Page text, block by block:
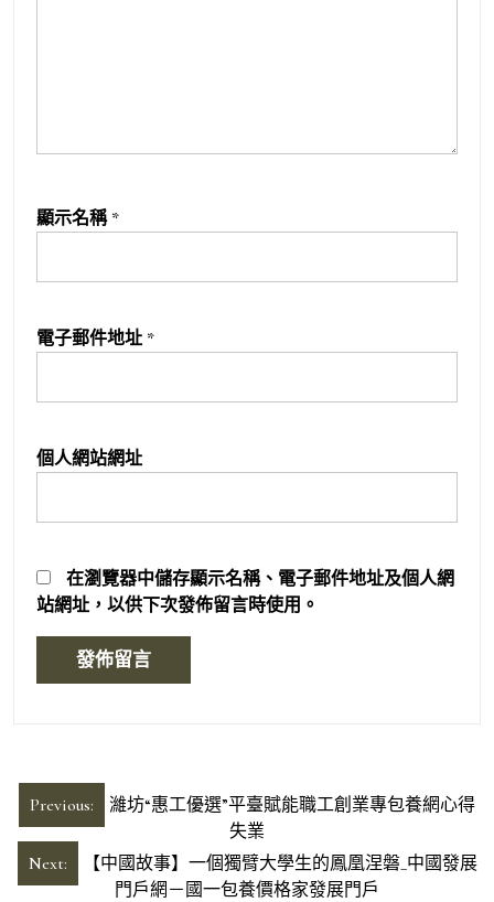
顯示名稱 *
電子郵件地址 *
個人網站網址
在瀏覽器中儲存顯示名稱、電子郵件地址及個人網
站網址，以供下次發佈留言時使用。
文
章
導
Previous:
濰坊“惠工優選”平臺賦能職工創業專包養網心得
失業
Next:
【中國故事】一個獨臂大學生的鳳凰涅磐_中國發展
門戶網－國一包養價格家發展門戶